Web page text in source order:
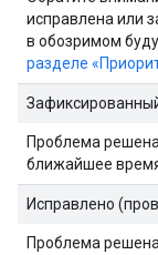
исправлена ​​или
в обозримом
разделе
Проблема
ближайшее
Исправлено
Проблема